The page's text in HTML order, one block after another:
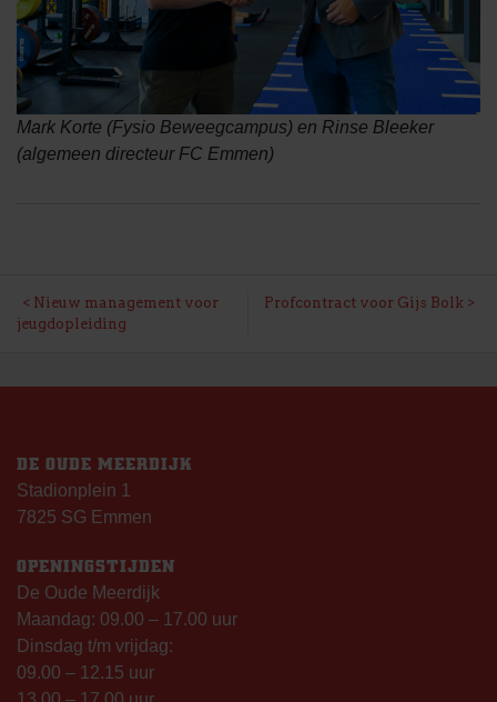
Mark Korte (Fysio Beweegcampus) en Rinse Bleeker
(algemeen directeur FC Emmen)
BERICHT
Nieuw management voor
jeugdopleiding
Profcontract voor Gijs Bolk
DE OUDE MEERDIJK
Stadionplein 1
7825 SG Emmen
OPENINGSTIJDEN
De Oude Meerdijk
Maandag: 09.00 – 17.00 uur
Dinsdag t/m vrijdag:
09.00 – 12.15 uur